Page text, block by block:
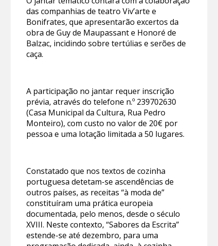
das companhias de teatro Viv’arte e
Bonifrates, que apresentarão excertos da
obra de Guy de Maupassant e Honoré de
Balzac, incidindo sobre tertúlias e serões de
caça.
A participação no jantar requer inscrição
prévia, através do telefone n.º 239702630
(Casa Municipal da Cultura, Rua Pedro
Monteiro), com custo no valor de 20€ por
pessoa e uma lotação limitada a 50 lugares.
Constatado que nos textos de cozinha
portuguesa detetam-se ascendências de
outros países, as receitas “à moda de”
constituíram uma prática europeia
documentada, pelo menos, desde o século
XVIII. Neste contexto, “Sabores da Escrita”
estende-se até dezembro, para uma